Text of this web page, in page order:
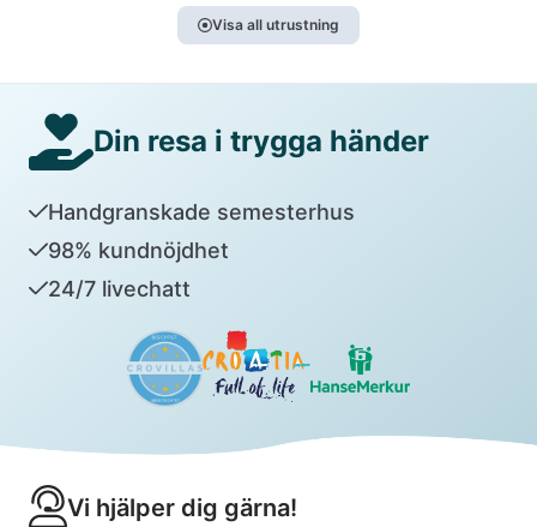
Visa all utrustning
Din resa i trygga händer
Handgranskade semesterhus
98% kundnöjdhet
24/7 livechatt
Vi hjälper dig gärna!